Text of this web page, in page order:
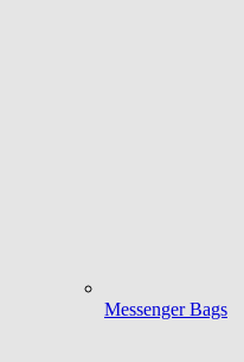
Messenger Bags